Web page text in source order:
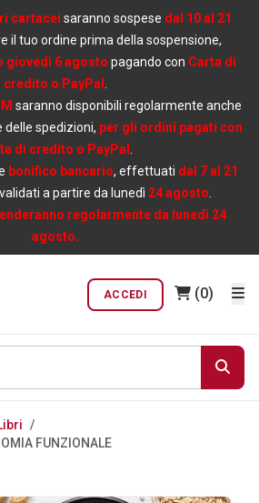
cartacei saranno sospese dal 10 al 21
il tuo ordine prima della sospensione,
giovedì 6 agosto pagando con Carta di
credito o PayPal
saranno disponibili regolarmente anche
delle spedizioni, per gli ordini pagati con
di credito o PayPal
bonifico bancario, effettuati dal 7 al 21
a partire da lunedì 24 agosto
regolarmente da lunedì 24
agosto.
ACCEDI (0)
/
FUNZIONALE